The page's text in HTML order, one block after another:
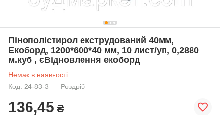
Пінополістирол екструдований 40мм,
Екоборд, 1200*600*40 мм, 10 лист/уп, 0,2880
м.куб , єВідновлення екоборд
Немає в наявності
Код: 24-83-3
Роздріб
136,45 ₴